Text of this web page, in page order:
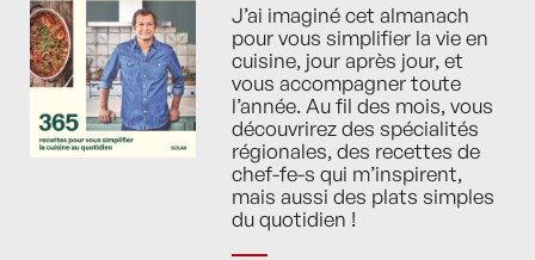
J’ai imaginé cet almanach
pour vous simplifier la vie en
cuisine, jour après jour, et
vous accompagner toute
l’année. Au fil des mois, vous
découvrirez des spécialités
régionales, des recettes de
chef-fe-s qui m’inspirent,
mais aussi des plats simples
du quotidien !